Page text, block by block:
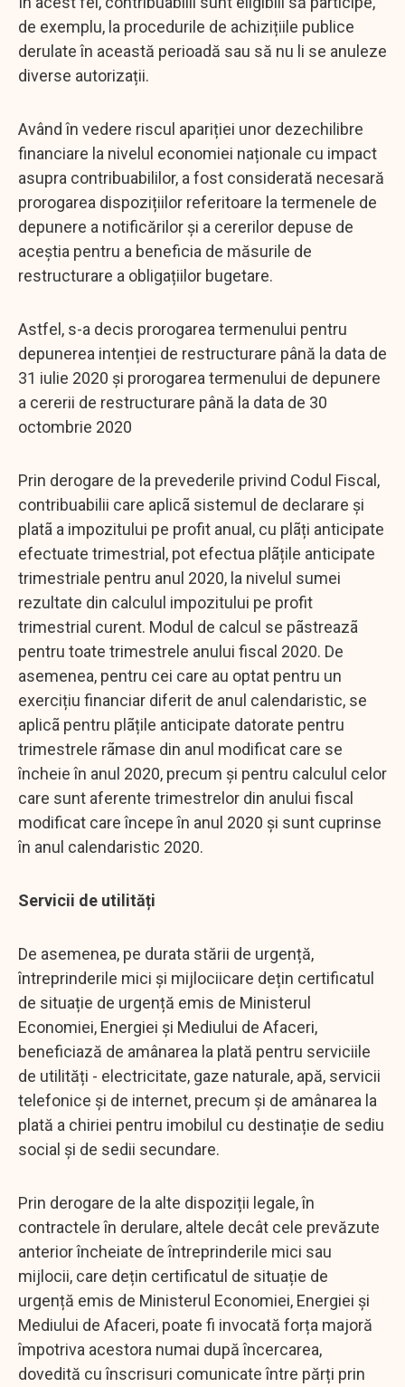
de exemplu, la procedurile de achizițiile publice
derulate în această perioadă sau să nu li se anuleze
diverse autorizații.
Având în vedere riscul apariției unor dezechilibre
financiare la nivelul economiei naționale cu impact
asupra contribuabililor, a fost considerată necesară
prorogarea dispozițiilor referitoare la termenele de
depunere a notificărilor și a cererilor depuse de
aceștia pentru a beneficia de măsurile de
restructurare a obligațiilor bugetare.
Astfel, s-a decis prorogarea termenului pentru
depunerea intenției de restructurare până la data de
31 iulie 2020 și prorogarea termenului de depunere
a cererii de restructurare până la data de 30
octombrie 2020
Prin derogare de la prevederile privind Codul Fiscal,
contribuabilii care aplicã sistemul de declarare și
platã a impozitului pe profit anual, cu plãți anticipate
efectuate trimestrial, pot efectua plãțile anticipate
trimestriale pentru anul 2020, la nivelul sumei
rezultate din calculul impozitului pe profit
trimestrial curent. Modul de calcul se pãstreazã
pentru toate trimestrele anului fiscal 2020. De
asemenea, pentru cei care au optat pentru un
exercițiu financiar diferit de anul calendaristic, se
aplicã pentru plãțile anticipate datorate pentru
trimestrele rãmase din anul modificat care se
încheie în anul 2020, precum și pentru calculul celor
care sunt aferente trimestrelor din anului fiscal
modificat care începe în anul 2020 și sunt cuprinse
în anul calendaristic 2020.
Servicii de utilități
De asemenea, pe durata stării de urgență,
întreprinderile mici și mijlociicare dețin certificatul
de situație de urgență emis de Ministerul
Economiei, Energiei și Mediului de Afaceri,
beneficiază de amânarea la plată pentru serviciile
de utilități - electricitate, gaze naturale, apă, servicii
telefonice şi de internet, precum și de amânarea la
plată a chiriei pentru imobilul cu destinație de sediu
social și de sedii secundare.
Prin derogare de la alte dispoziții legale, în
contractele în derulare, altele decât cele prevăzute
anterior încheiate de întreprinderile mici sau
mijlocii, care dețin certificatul de situație de
urgență emis de Ministerul Economiei, Energiei și
Mediului de Afaceri, poate fi invocată forța majoră
împotriva acestora numai după încercarea,
dovedită cu înscrisuri comunicate între părți prin